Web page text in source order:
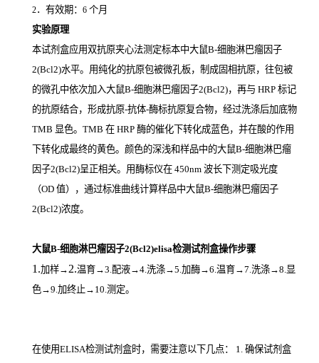
2．有效期： 6 个月
实验原理
本试剂盒应用双抗原夹心法测定标本中大鼠B-细胞淋巴瘤因子
2(Bcl2)水平。用纯化的抗原包被微孔板，制成固相抗原，往包被
的微孔中依次加入大鼠B-细胞淋巴瘤因子2(Bcl2)，再与 HRP 标记
的抗原结合，形成抗原-抗体-酶标抗原复合物，经过洗涤后加底物
TMB 显色。 TMB 在 HRP 酶的催化下转化成蓝色，并在酸的作用
下转化成最终的黄色。颜色的深浅和样品中的大鼠B-细胞淋巴瘤
因子2(Bcl2)呈正相关。用酶标仪在 450nm 波长下测定吸光度
（OD 值），通过标准曲线计算样品中大鼠B-细胞淋巴瘤因子
2(Bcl2)浓度。
大鼠B-细胞淋巴瘤因子2(Bcl2)elisa检测试剂盒操作步骤
1.加样→ 2.温育→3.配液→4.洗涤→5.加酶→6.温育→7.洗涤→8.显
色→9.加终止→10.测定。
在使用ELISA检测试剂盒时，需要注意以下几点： 1. 确保试剂盒